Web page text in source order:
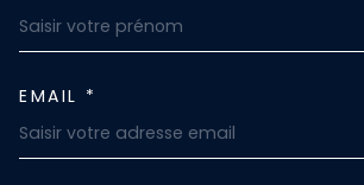
EMAIL *